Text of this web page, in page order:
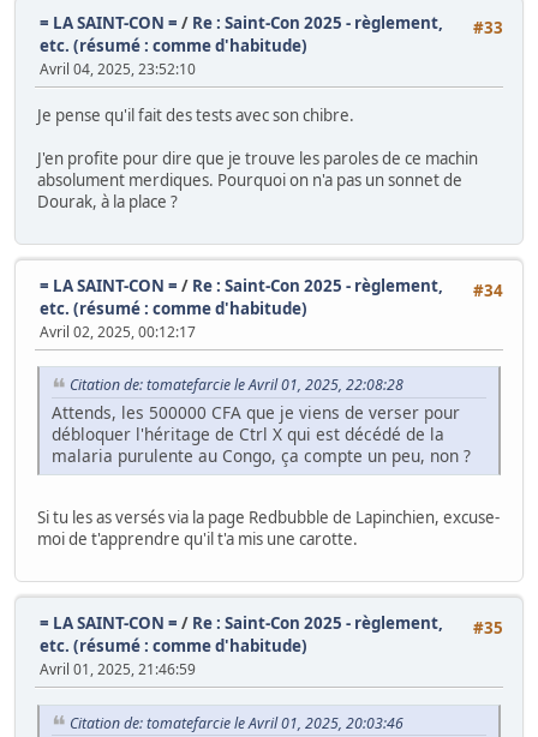
#33
= LA SAINT-CON = / Re : Saint-Con 2025 - règlement,
etc. (résumé : comme d'habitude)
Avril 04, 2025, 23:52:10
Je pense qu'il fait des tests avec son chibre.
J'en profite pour dire que je trouve les paroles de ce machin
absolument merdiques. Pourquoi on n'a pas un sonnet de
Dourak, à la place ?
#34
= LA SAINT-CON = / Re : Saint-Con 2025 - règlement,
etc. (résumé : comme d'habitude)
Avril 02, 2025, 00:12:17
Citation de: tomatefarcie le Avril 01, 2025, 22:08:28
Attends, les 500000 CFA que je viens de verser pour
débloquer l'héritage de Ctrl X qui est décédé de la
malaria purulente au Congo, ça compte un peu, non ?
Si tu les as versés via la page Redbubble de Lapinchien, excuse-
moi de t'apprendre qu'il t'a mis une carotte.
#35
= LA SAINT-CON = / Re : Saint-Con 2025 - règlement,
etc. (résumé : comme d'habitude)
Avril 01, 2025, 21:46:59
Citation de: tomatefarcie le Avril 01, 2025, 20:03:46